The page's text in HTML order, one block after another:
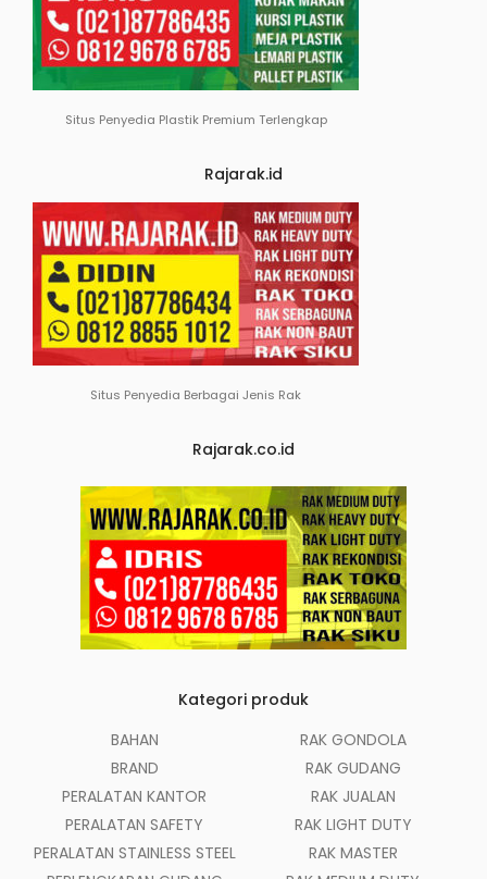
Situs Penyedia Plastik Premium Terlengkap
Rajarak.id
Situs Penyedia Berbagai Jenis Rak
Rajarak.co.id
Kategori produk
BAHAN
BRAND
PERALATAN KANTOR
PERALATAN SAFETY
PERALATAN STAINLESS STEEL
RAK GONDOLA
RAK GUDANG
RAK JUALAN
RAK LIGHT DUTY
RAK MASTER